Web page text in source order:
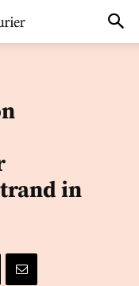
in